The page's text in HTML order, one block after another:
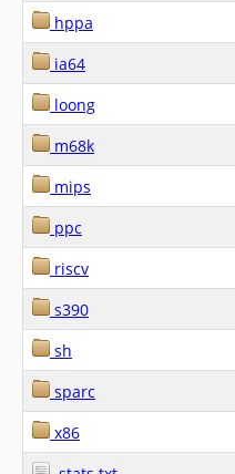
hppa
ia64
loong
m68k
mips
ppc
riscv
s390
sh
sparc
x86